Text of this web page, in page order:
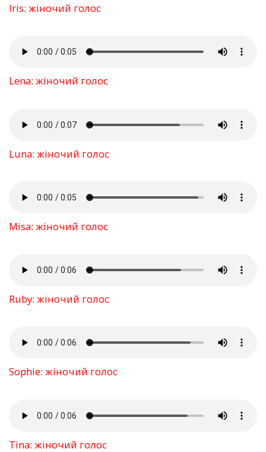
Iris: жіночий голос
Lena: жіночий голос
Luna: жіночий голос
Misa: жіночий голос
Ruby: жіночий голос
Sophie: жіночий голос
Tina: жіночий голос